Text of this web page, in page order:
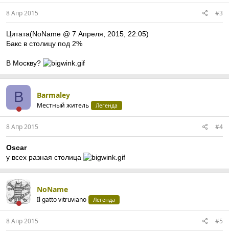
8 Апр 2015 #3
Цитата(NoName @ 7 Апреля, 2015, 22:05)
Бакс в столицу под 2%
В Москву?
B Barmaley
Местный житель Легенда
8 Апр 2015 #4
Oscar
у всех разная столица
NoName
Il gatto vitruviano Легенда
8 Апр 2015 #5